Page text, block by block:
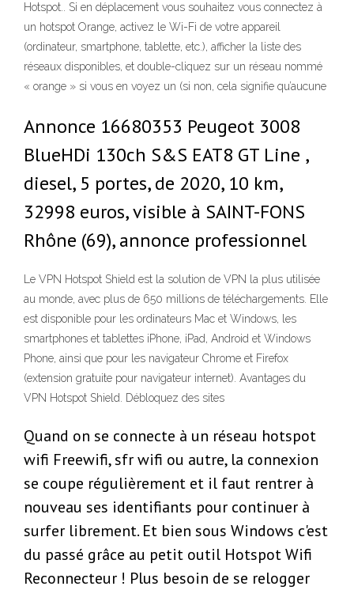
Hotspot.. Si en déplacement vous souhaitez vous connectez à
un hotspot Orange, activez le Wi-Fi de votre appareil
(ordinateur, smartphone, tablette, etc.), afficher la liste des
réseaux disponibles, et double-cliquez sur un réseau nommé
« orange » si vous en voyez un (si non, cela signifie qu’aucune
Annonce 16680353 Peugeot 3008
BlueHDi 130ch S&S EAT8 GT Line ,
diesel, 5 portes, de 2020, 10 km,
32998 euros, visible à SAINT-FONS
Rhône (69), annonce professionnel
Le VPN Hotspot Shield est la solution de VPN la plus utilisée
au monde, avec plus de 650 millions de téléchargements. Elle
est disponible pour les ordinateurs Mac et Windows, les
smartphones et tablettes iPhone, iPad, Android et Windows
Phone, ainsi que pour les navigateur Chrome et Firefox
(extension gratuite pour navigateur internet). Avantages du
VPN Hotspot Shield. Débloquez des sites
Quand on se connecte à un réseau hotspot
wifi Freewifi, sfr wifi ou autre, la connexion
se coupe régulièrement et il faut rentrer à
nouveau ses identifiants pour continuer à
surfer librement. Et bien sous Windows c'est
du passé grâce au petit outil Hotspot Wifi
Reconnecteur ! Plus besoin de se relogger